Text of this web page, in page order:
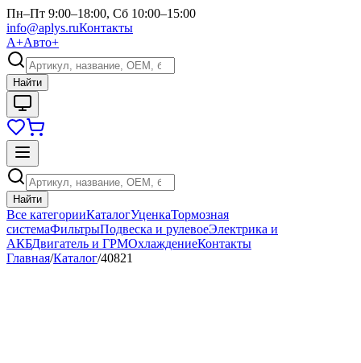
Пн–Пт 9:00–18:00, Сб 10:00–15:00
info@aplys.ruКонтакты
А+Авто+
Найти
Найти
Все категорииКаталогУценкаТормозная
системаФильтрыПодвеска и рулевоеЭлектрика и
АКБДвигатель и ГРМОхлаждениеКонтакты
Главная/Каталог/40821